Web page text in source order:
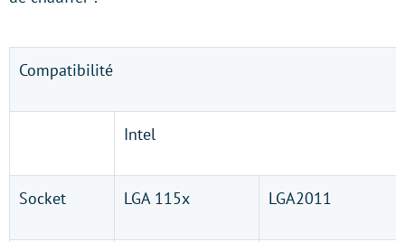
Compatibilité
Intel
Socket LGA 115x LGA2011